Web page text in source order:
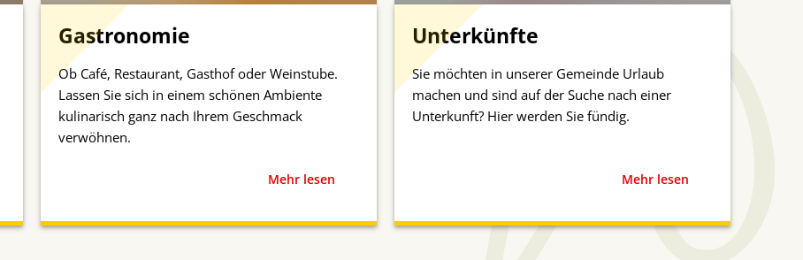
Gastronomie
Ob Café, Restaurant, Gasthof oder Weinstube.
Lassen Sie sich in einem schönen Ambiente
kulinarisch ganz nach Ihrem Geschmack
verwöhnen.
Mehr lesen
Unterkünfte
Sie möchten in unserer Gemeinde Urlaub
machen und sind auf der Suche nach einer
Unterkunft? Hier werden Sie fündig.
Mehr lesen